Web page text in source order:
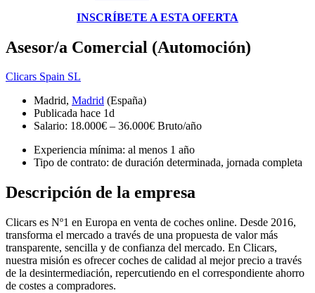
INSCRÍBETE A ESTA OFERTA
Asesor/a Comercial (Automoción)
Clicars Spain SL
Madrid, Madrid (España)
Publicada hace 1d
Salario: 18.000€ – 36.000€ Bruto/año
Experiencia mínima: al menos 1 año
Tipo de contrato: de duración determinada, jornada completa
Descripción de la empresa
Clicars es Nº1 en Europa en venta de coches online. Desde 2016,
transforma el mercado a través de una propuesta de valor más
transparente, sencilla y de confianza del mercado. En Clicars,
nuestra misión es ofrecer coches de calidad al mejor precio a través
de la desintermediación, repercutiendo en el correspondiente ahorro
de costes a compradores.